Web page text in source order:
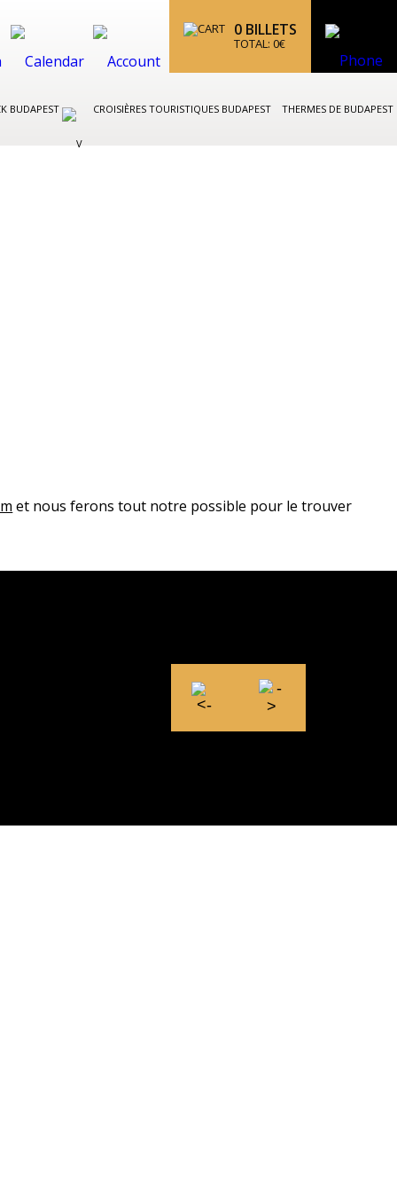
0 BILLETS
TOTAL: 0€
BUDAPEST CROISIÈRES TOURISTIQUES BUDAPEST THERMES DE BUDAPEST
et nous ferons tout notre possible pour le trouver